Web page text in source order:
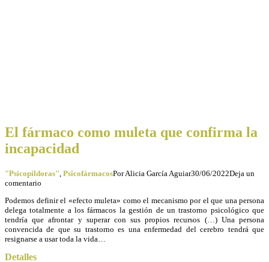
El fármaco como muleta que confirma la
incapacidad
"Psicopíldoras" PsicofármacosPorAlicia García Aguiar30/06/2022Deja un
comentario
Podemos definir el «efecto muleta» como el mecanismo por el que una persona
delega totalmente a los fármacos la gestión de un trastorno psicológico que
tendría que afrontar y superar con sus propios recursos (…) Una persona
convencida de que su trastorno es una enfermedad del cerebro tendrá que
resignarse a usar toda la vida…
Detalles